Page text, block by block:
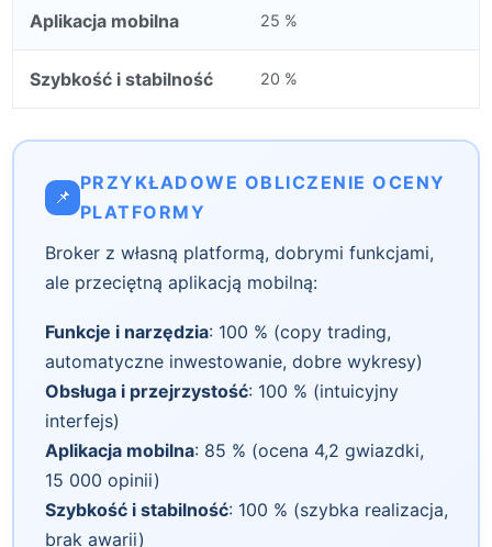
Aplikacja mobilna 25 %
Szybkość i stabilność 20 %
📌
PRZYKŁADOWE OBLICZENIE OCENY
PLATFORMY
Broker z własną platformą, dobrymi funkcjami,
ale przeciętną aplikacją mobilną:
Funkcje i narzędzia: 100 % (copy trading,
automatyczne inwestowanie, dobre wykresy)
Obsługa i przejrzystość: 100 % (intuicyjny
interfejs)
Aplikacja mobilna: 85 % (ocena 4,2 gwiazdki,
15 000 opinii)
Szybkość i stabilność: 100 % (szybka realizacja,
brak awarii)